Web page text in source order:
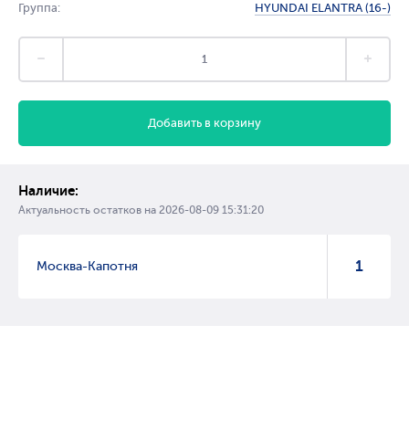
Группа: HYUNDAI ELANTRA (16-)
Добавить в корзину
Наличие:
Актуальность остатков на 2026-08-09 15:31:20
Москва-Капотня 1